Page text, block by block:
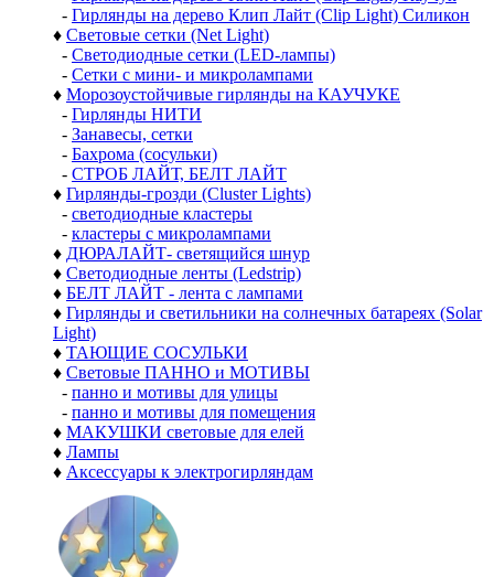
- Гирлянды на дерево Клип Лайт (Clip Light) Силикон
♦ Световые сетки (Net Light)
- Светодиодные сетки (LED-лампы)
- Сетки с мини- и микролампами
♦ Морозоустойчивые гирлянды на КАУЧУКЕ
- Гирлянды НИТИ
- Занавесы, сетки
- Бахрома (сосульки)
- СТРОБ ЛАЙТ, БЕЛТ ЛАЙТ
♦ Гирлянды-грозди (Cluster Lights)
- светодиодные кластеры
- кластеры с микролампами
♦ ДЮРАЛАЙТ- светящийся шнур
♦ Светодиодные ленты (Ledstrip)
♦ БЕЛТ ЛАЙТ - лента с лампами
♦ Гирлянды и светильники на солнечных батареях (Solar
Light)
♦ ТАЮЩИЕ СОСУЛЬКИ
♦ Световые ПАННО и МОТИВЫ
- панно и мотивы для улицы
- панно и мотивы для помещения
♦ МАКУШКИ световые для елей
♦ Лампы
♦ Аксессуары к электрогирляндам